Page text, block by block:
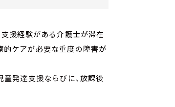
支援経験がある介護士が滞在
的ケアが必要な重度の障害が
童発達支援ならびに、放課後